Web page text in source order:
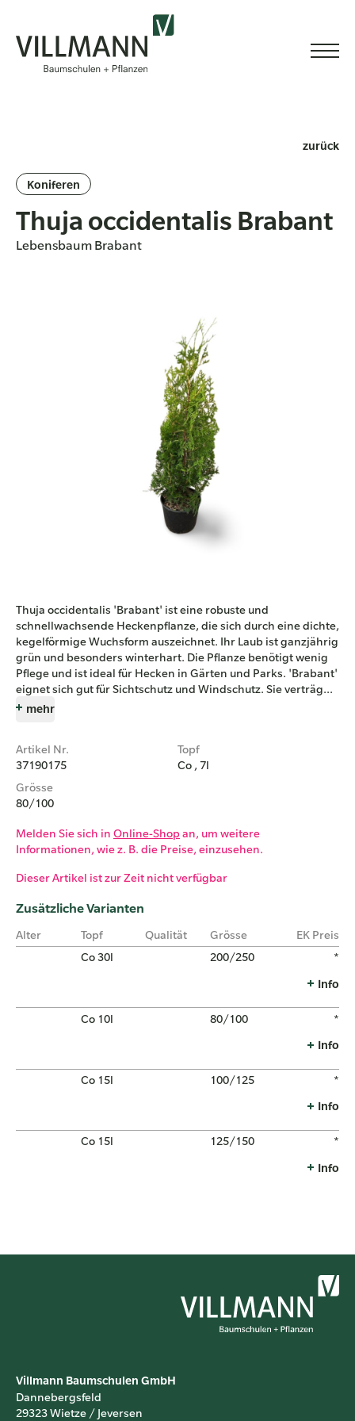
zurück
Koniferen
Thuja occidentalis Brabant
Lebensbaum Brabant
Thuja occidentalis 'Brabant' ist eine robuste und
schnellwachsende Heckenpflanze, die sich durch eine dichte,
kegelförmige Wuchsform auszeichnet. Ihr Laub ist ganzjährig
grün und besonders winterhart. Die Pflanze benötigt wenig
Pflege und ist ideal für Hecken in Gärten und Parks. 'Brabant'
eignet sich gut für Sichtschutz und Windschutz. Sie verträg...
mehr
Artikel Nr.
37190175
Topf
Co , 7l
Grösse
80/100
Melden Sie sich in Online-Shopan, um weitere
Informationen, wie z. B. die Preise, einzusehen.
Dieser Artikel ist zur Zeit nicht verfügbar
Zusätzliche Varianten
Alter Topf Qualität Grösse
EK Preis
Co 30l
200/250 *
Info
Co 10l 80/100 *
Info
Co 15l 100/125 *
Info
Co 15l 125/150 *
Info
Villmann Baumschulen GmbH
Dannebergsfeld
29323 Wietze / Jeversen